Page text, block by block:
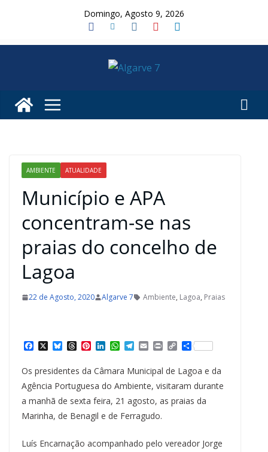
Domingo, Agosto 9, 2026
AMBIENTE ATUALIDADE
Município e APA
concentram-se nas
praias do concelho de
Lagoa
22 de Agosto, 2020 Algarve 7 Ambiente, Lagoa, Praias
e
b
o
k
X B
e
s
y
T
e
a
d
s
P
n
t
e
e
s
t
L
k
e
I
n
W
t
s
p
p
T
e
g
a
m
E
a
i
l
P
n
t
C
p
y
L
n
S
r
e
Os presidentes da Câmara Municipal de Lagoa e da
Agência Portuguesa do Ambiente, visitaram durante
a manhã de sexta feira, 21 agosto, as praias da
Marinha, de Benagil e de Ferragudo.
Luís Encarnação acompanhado pelo vereador Jorge